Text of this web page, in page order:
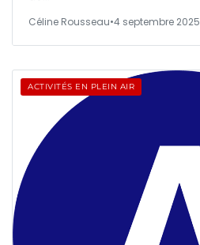
Céline Rousseau•4 septembre 2025
ACTIVITÉS EN PLEIN AIR